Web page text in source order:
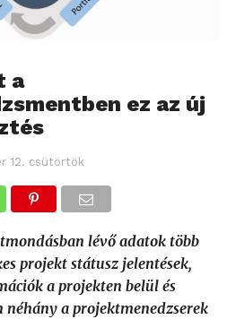
a
ez az új
12. csütörtök
lévő adatok több
projekt státusz jelentések,
a projekten belül és
néhány a projektmenedzserek